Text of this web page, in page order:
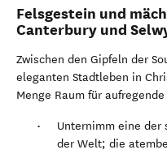
Felsgestein und
Canterbury und
Zwischen den Gipfeln der
eleganten Stadtleben in
Menge Raum für
Unternimm eine der
der Welt; die